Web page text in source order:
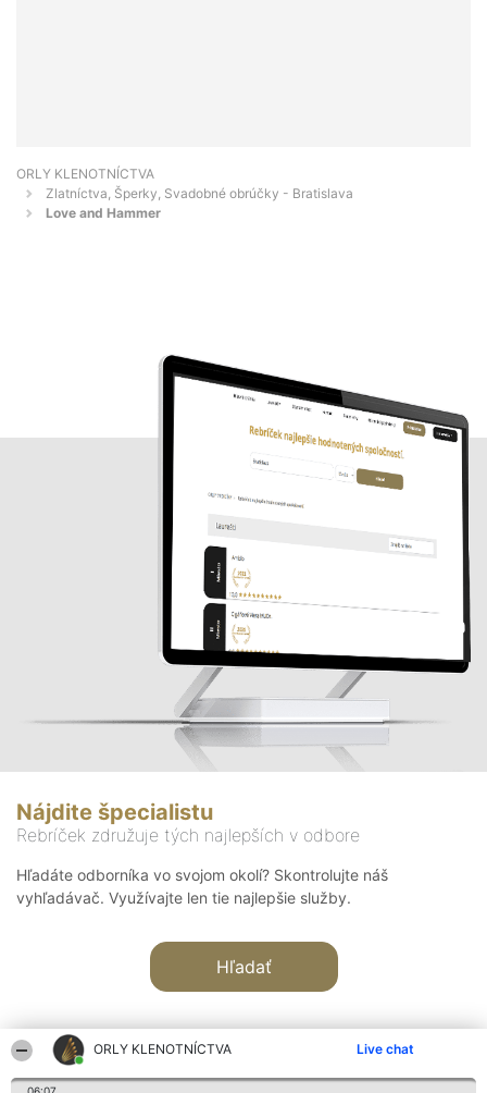
ORLY KLENOTNÍCTVA Live chat
ORLY KLENOTNÍCTVA
Zlatníctva, Šperky, Svadobné obrúčky - Bratislava
Love and Hammer
Nájdite špecialistu
Rebríček združuje tých najlepších v odbore
Hľadáte odborníka vo svojom okolí? Skontrolujte náš
vyhľadávač. Využívajte len tie najlepšie služby.
Hľadať